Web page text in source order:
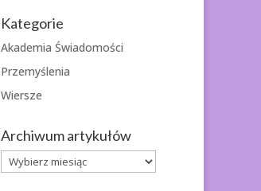
Kategorie
Akademia Świadomości
Przemyślenia
Wiersze
Archiwum artykułów
Archiwum
artykułów